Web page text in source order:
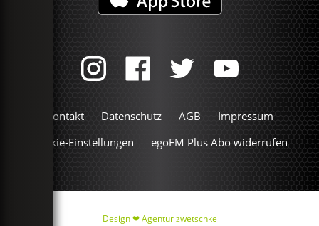
Kontakt Datenschutz AGB
Impressum
Cookie-Einstellungen
egoFM Plus Abo widerrufen
Design ❤Agentur zwetschke